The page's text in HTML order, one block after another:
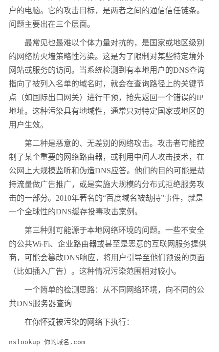
户的电脑。它的攻击目标，是两者之间的通信信任链条。
问题主要出在三个层面。
最常见也最难以个体力量对抗的，是国家或地区级别
的网络防火墙策略性污染。这是为了限制对某些特定境外
网站或服务的访问。当系统检测到有本地用户的DNS查询
指向了被列入名单的域名时，就会在查询路径上的关键节
点（如国际出口网关）进行干预，抢先返回一个错误的IP
地址。这种污染具有地域性，通常只对特定国家或地区的
用户生效。
第二种是恶意的、无差别的网络攻击。攻击者可能控
制了某个重要的网络路由器，或利用中间人攻击技术，在
公网上大规模监听和伪造DNS应答。他们的目的可能是劫
持流量做广告推广，或是实施大规模的分布式拒绝服务攻
击的一部分。 2010年著名的“百度域名被劫持”事件，就是
一个全球性的DNS缓存投毒攻击案例。
第三种则可能源于本地网络环境的问题。一些不安全
的公共Wi-Fi、企业路由器或甚至是恶意的互联网服务提供
商，可能会篡改DNS响应，将用户引导至他们预设的页面
（比如插入广告）。这种情况污染范围相对较小。
一个简单的检测思路：从不同网络环境，向不同的公
共DNS服务器查询
在你怀疑被污染的网络下执行：
nslookup 你的域名.com